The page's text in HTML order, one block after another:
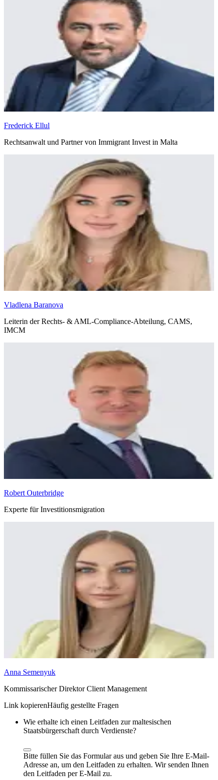
Frederick Ellul
Rechtsanwalt und Partner von Immigrant Invest in Malta
Vladlena Baranova
Leiterin der Rechts- & AML-Compliance-Abteilung, CAMS,
IMCM
Robert Outerbridge
Experte für Investitionsmigration
Anna Semenyuk
Kommissarischer Direktor Client Management
Häufig gestellte Fragen
Wie erhalte ich einen Leitfaden zur maltesischen
Staatsbürgerschaft durch Verdienste?
Bitte füllen Sie das Formular aus und geben Sie Ihre E-Mail-
Adresse an, um den Leitfaden zu erhalten. Wir senden Ihnen
den Leitfaden per E-Mail zu.